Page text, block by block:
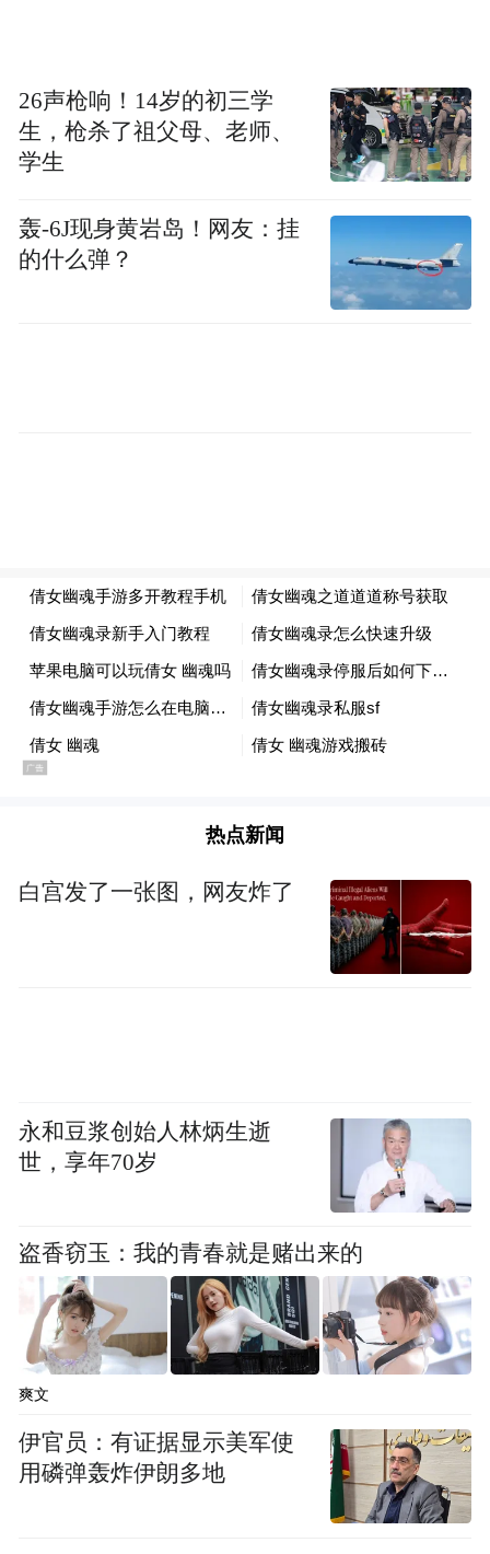
手术首先由血管外科刘洋、申朔豪主治医
师、穆高航住院医师从股动脉取栓，双侧股
总动脉、股浅动脉取栓顺利，但双侧髂总动
脉、髂外动脉为慢性闭塞状态，病灶坚韧无
法开通。经股动脉冠脉介入治疗无法实施，
ECMO管理，确保术中患者生命安全；翟纯
刚主治医师负责冠脉介入治疗，6F鞘管30°穿
刺ECMO回路，保持鞘管角度和支撑力，管
路无出血，操作得以继续进行。术中证实
运行正常，患者生命体征平稳。介入术后2
天，患者心功能进一步改善，成功撤离
ECMO，心外科孟祥斌、血管外科申朔豪主
治医师予以修补腋动脉。患者四肢功能保存
良好，最终恢复顺利出院。
ECMO回血管路穿刺替代传统动脉介入通
路、治疗后截除部分管路这一操作及保障流
程，为血管通路困难的ECMO患者开展微创
介入治疗开创了一种全新可借鉴的方法和步
骤。该技术的成功实施，标志着齐鲁医院心
26声枪响！14岁的初三学
生，枪杀了祖父母、老师、
学生
轰-6J现身黄岩岛！网友：挂
的什么弹？
热点新闻
白宫发了一张图，网友炸了
永和豆浆创始人林炳生逝
世，享年70岁
盗香窃玉：我的青春就是赌出来的
爽文
伊官员：有证据显示美军使
用磷弹轰炸伊朗多地